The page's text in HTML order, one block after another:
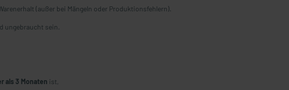
(außer bei Mängeln oder Produktionsfehlern).
ungebraucht sein.
als 3 Monaten ist,